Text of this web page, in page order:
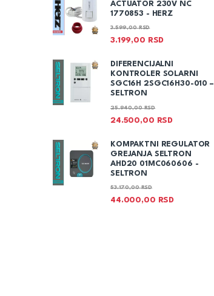
ACTUATOR 230V NC
1770853 - HERZ
3.199,00 RSD
3.599,00RSD
DIFERENCIJALNI
KONTROLER SOLARNI
SGC16H 2SGC16H30-010 –
SELTRON
24.500,00 RSD
25.940,00RSD
KOMPAKTNI REGULATOR
GREJANJA SELTRON
AHD20 01MC060606 -
SELTRON
44.000,00 RSD
53.170,00RSD